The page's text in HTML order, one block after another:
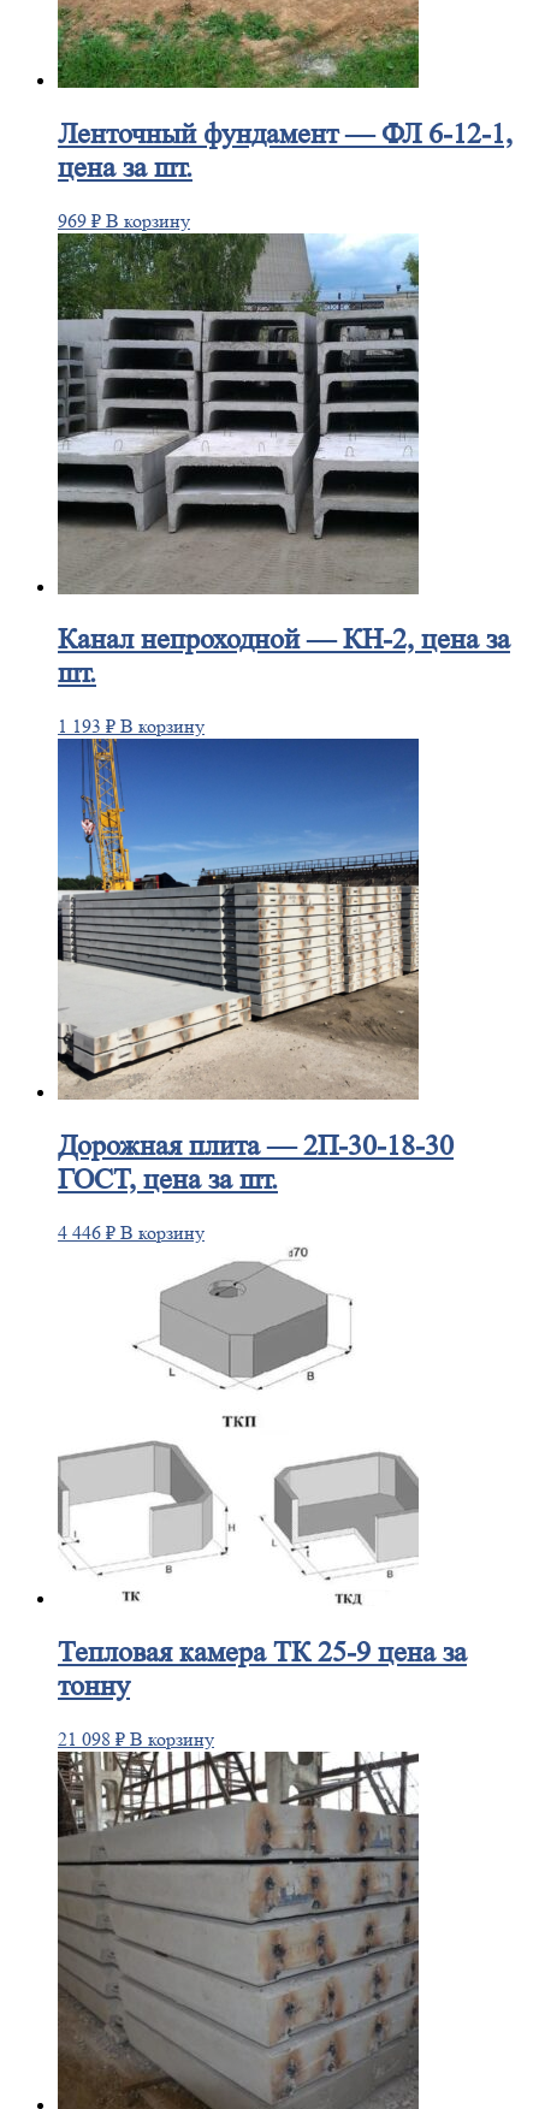
Ленточныйфундамент — ФЛ 6-12-1,
цена за шт.
969 ₽ В корзину
Каналнепроходной — КН-2, цена за
шт.
1 193 ₽ В корзину
Дорожнаяплита — 2П-30-18-30
ГОСТ, цена за шт.
4 446 ₽ В корзину
Тепловаякамера ТК 25-9 цена за
тонну
21 098 ₽ В корзину